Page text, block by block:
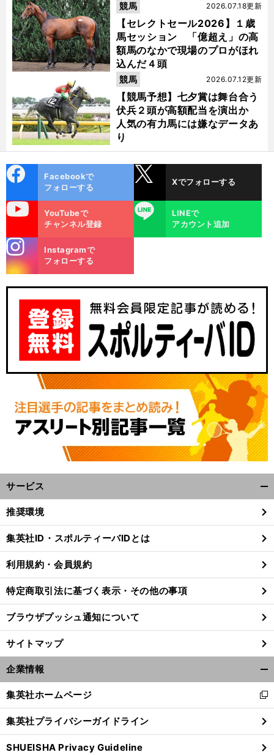
前
【セレクトセール2026】１歳
馬セッション 「億超え」の高
額馬のなかで現場のプロがほれ
込んだ４頭
2026.07.18更新
競馬
【競馬予想】七夕賞は舞台合う
伏兵２頭が高額配当を演出か
人気の有力馬には嫌なデータあ
り
2026.07.12更新
競馬
ok
Facebookで
フォローする
Xでフォローする
YouTubeで
チャンネル登録
LINE
LINEで
アカウント追加
m
Instagramで
フォローする
サービス
閉
る
推奨環境
集英社ID・スポルティーバIDとは
利用規約・会員規約
特定商取引法に基づく表示・その他の事項
ブラウザプッシュ通知について
サイトマップ
企業情報
閉
る
集英社ホームページ
新
し
い
ウ
ィ
集英社プライバシーガイドライン
SHUEISHA Privacy Guideline